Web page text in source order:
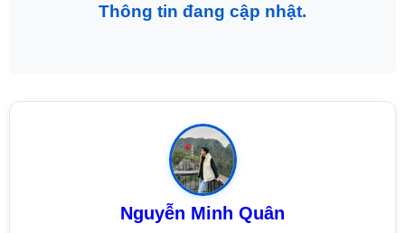
Thông tin đang cập nhật.
Nguyễn Minh Quân